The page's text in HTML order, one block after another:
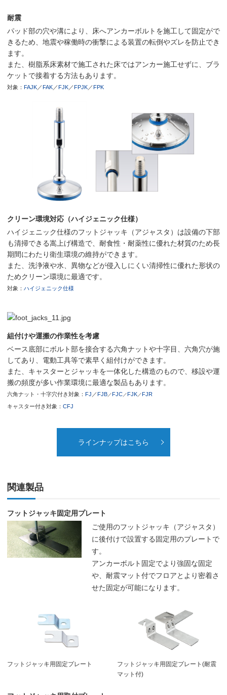
耐震
パッド部の穴や溝により、床へアンカーボルトを施工して固定がで
きるため、地震や稼働時の衝撃による装置の転倒やズレを防止でき
ます。
また、樹脂系床素材で施工された床ではアンカー施工せずに、ブラ
ケットで接着する方法もあります。
対象： FAJK ／FAK ／FJK ／FPJK ／FPK
クリーン環境対応（ハイジェニック仕様）
ハイジェニック仕様のフットジャッキ（アジャスタ）は設備の下部
も清掃できる嵩上げ構造で、耐食性・耐薬性に優れた材質のため長
期間にわたり衛生環境の維持ができます。
また、洗浄液や水、異物などが侵入しにくい清掃性に優れた形状の
ためクリーン環境に最適です。
対象： ハイジェニック仕様
組付けや運搬の作業性を考慮
ベース底部にボルト部を接合する六角ナットや十字目、六角穴が施
してあり、電動工具等で素早く組付けができます。
また、キャスターとジャッキを一体化した構造のもので、移設や運
搬の頻度が多い作業環境に最適な製品もあります。
六角ナット・十字穴付き対象： FJ ／FJB ／FJC ／FJK ／FJR
キャスター付き対象： CFJ
ラインナップはこちら
関連製品
フットジャッキ固定用プレート
ご使用のフットジャッキ（アジャスタ）
に後付けで設置する固定用のプレートで
す。
アンカーボルト固定でより強固な固定
や、耐震マット付でフロアとより密着さ
せた固定が可能になります。
フットジャッキ用固定プレート
フットジャッキ用固定プレート(耐震
マット付)